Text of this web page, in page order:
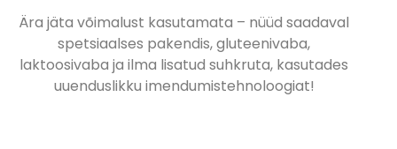
Ära jäta võimalust kasutamata – nüüd saadaval
spetsiaalses pakendis, gluteenivaba,
laktoosivaba ja ilma lisatud suhkruta, kasutades
uuenduslikku imendumistehnoloogiat!